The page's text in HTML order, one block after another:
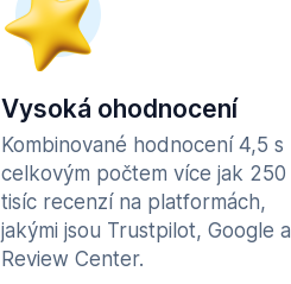
Vysoká ohodnocení
Kombinované hodnocení 4,5 s
celkovým počtem více jak 250
tisíc recenzí na platformách,
jakými jsou Trustpilot, Google a
Review Center.